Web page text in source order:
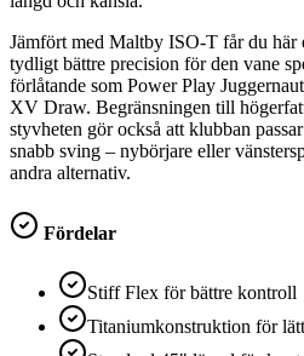
Jämfört med Maltby ISO-T får du här
tydligt bättre precision för den vane
förlåtande som Power Play
XV Draw. Begränsningen till
styvheten gör också att klubban
snabb sving – nybörjare eller
andra alternativ.
Fördelar
Stiff Flex för bättre kontroll
Titaniumkonstruktion för